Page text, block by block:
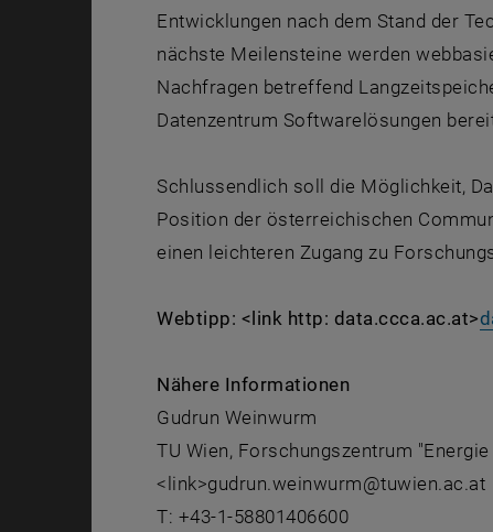
Entwicklungen nach dem Stand der
nächste Meilensteine werden
Nachfragen betreffend
Datenzentrum Softwarelösungen
Schlussendlich soll die Möglichkeit,
Position der österreichischen
einen leichteren Zugang zu
Webtipp: <link http: data.ccca.ac.at>
Nähere Informationen
Gudrun Weinwurm
TU Wien, Forschungszentrum
<link>gudrun.weinwurm@tuwien.ac.at
T: +43-1-58801406600